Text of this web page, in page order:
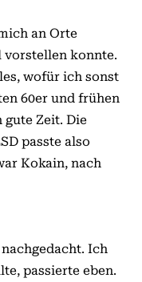
an Orte
konnte.
wofür ich sonst
60er und frühen
Zeit. Die
passte also
Kokain, nach
Ich
passierte eben.